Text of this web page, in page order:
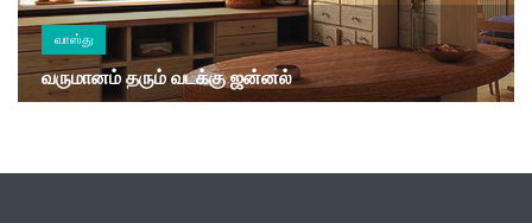
வாஸ்து
வருமானம் தரும் வடக்கு ஜன்னல்